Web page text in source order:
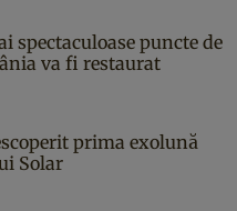
spectaculoase puncte de
va fi restaurat
prima exolună
Solar